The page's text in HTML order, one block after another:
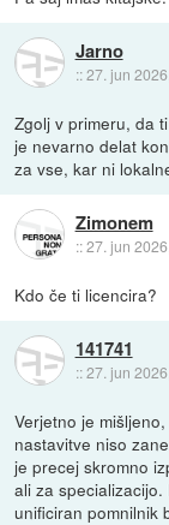
Jarno
::27. jun
Zgolj v primeru, da
je nevarno delat
za vse, kar ni
Zimonem
::27. jun
Kdo če ti licencira?
141741
::27. jun
Verjetno je
nastavitve niso
je precej skromno
ali za
unificiran pomnilnik